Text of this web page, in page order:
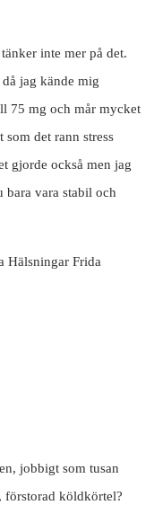
inte mer på det.
jag kände mig
75 mg och mår mycket
som det rann stress
gjorde också men jag
vara stabil och
Hälsningar Frida
jobbigt som tusan
förstorad köldkörtel?